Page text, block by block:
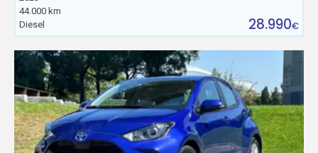
44.000 km
Diesel
28.990€